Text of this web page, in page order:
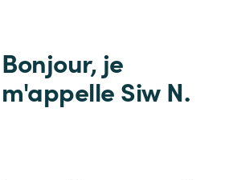
Bonjour, je
m'appelle Siw N.